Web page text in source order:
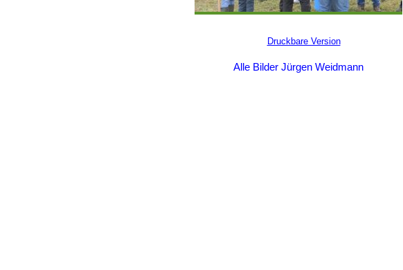
Druckbare Version
Alle Bilder Jürgen Weidmann